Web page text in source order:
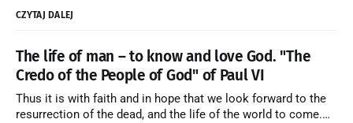
CZYTAJ DALEJ
The life of man – to know and love God. "The
Credo of the People of God" of Paul VI
Thus it is with faith and in hope that we look forward to the
resurrection of the dead, and the life of the world to come.